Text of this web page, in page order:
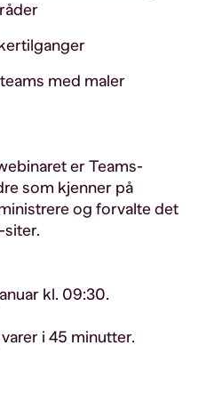
med maler
er Teams-
som kjenner på
og forvalte det
siter.
kl. 09:30.
i 45 minutter.